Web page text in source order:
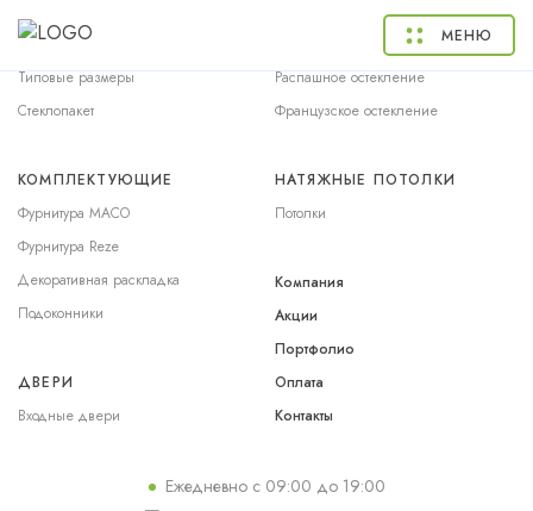
МЕНЮ
Окна ПВХ
Типовые размеры
Стеклопакет
Раздвижное остекление
Распашное остекление
Французское остекление
КОМПЛЕКТУЮЩИЕ
Фурнитура MACO
Фурнитура Reze
Декоративная раскладка
Подоконники
ДВЕРИ
Входные двери
НАТЯЖНЫЕ ПОТОЛКИ
Потолки
Компания
Акции
Портфолио
Оплата
Контакты
Ежедневно с 09:00 до 19:00